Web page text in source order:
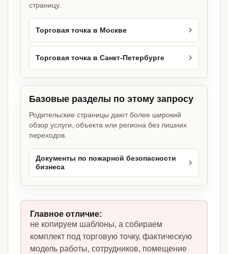
страницу.
Торговая точка в Москве
Торговая точка в Санкт-Петербурге
Базовые разделы по этому запросу
Родительские страницы дают более широкий
обзор услуги, объекта или региона без лишних
переходов.
Документы по пожарной безопасности
бизнеса
Главное отличие:
не копируем шаблоны, а собираем
комплект под торговую точку, фактическую
модель работы, сотрудников, помещение